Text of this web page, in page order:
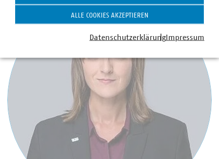
ALLE COOKIES AKZEPTIEREN
DatenschutzerklärungImpressum